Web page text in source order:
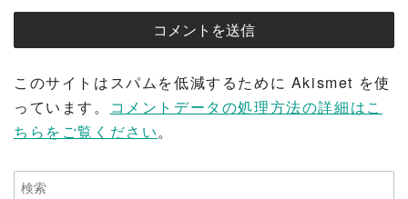
このサイトはスパムを低減するために Akismet を使
っています。
コメントデータの処理方法の詳細はこ
ちらをご覧ください。